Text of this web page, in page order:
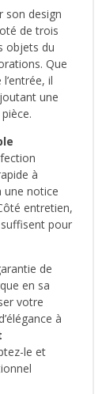
son design
de trois
objets du
Que
il
une
à
une notice
entretien,
pour
de
en sa
votre
à
le et